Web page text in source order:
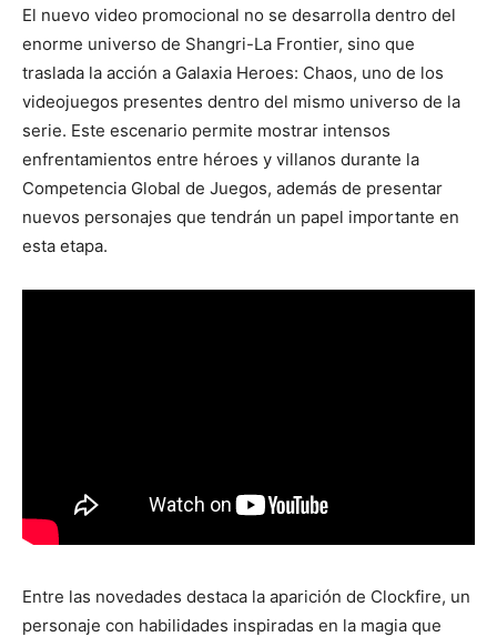
El nuevo video promocional no se desarrolla dentro del
enorme universo de Shangri-La Frontier, sino que
traslada la acción a Galaxia Heroes: Chaos, uno de los
videojuegos presentes dentro del mismo universo de la
serie. Este escenario permite mostrar intensos
enfrentamientos entre héroes y villanos durante la
Competencia Global de Juegos, además de presentar
nuevos personajes que tendrán un papel importante en
esta etapa.
Entre las novedades destaca la aparición de Clockfire, un
personaje con habilidades inspiradas en la magia que